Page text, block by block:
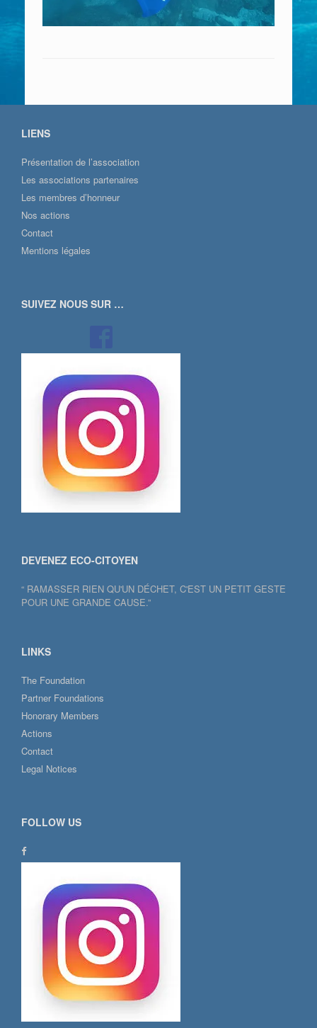
LIENS
Présentation de l’association
Les associations partenaires
Les membres d’honneur
Nos actions
Contact
Mentions légales
SUIVEZ NOUS SUR …
DEVENEZ ECO-CITOYEN
“ RAMASSER RIEN QU'UN DÉCHET, C'EST UN PETIT GESTE
POUR UNE GRANDE CAUSE.”
LINKS
The Foundation
Partner Foundations
Honorary Members
Actions
Contact
Legal Notices
FOLLOW US